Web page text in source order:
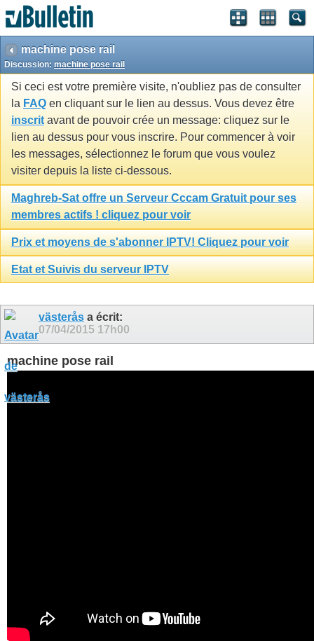
machine pose rail
Discussion: machine pose rail
Si ceci est votre première visite, n'oubliez pas de consulter
la FAQ en cliquant sur le lien au dessus. Vous devez être
inscrit avant de pouvoir crée un message: cliquez sur le
lien au dessus pour vous inscrire. Pour commencer à voir
les messages, sélectionnez le forum que vous voulez
visiter depuis la liste ci-dessous.
Maghreb-Sat offre un Serveur Cccam Gratuit pour ses
membres actifs ! cliquez pour voir
Prix et moyens de s'abonner IPTV! Cliquez pour voir
Etat et Suivis du serveur IPTV
västerås a écrit:
07/04/2015 17h00
machine pose rail